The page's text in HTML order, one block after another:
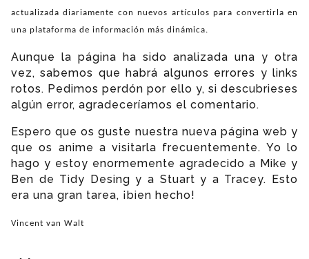
actualizada diariamente con nuevos artículos para convertirla en
una plataforma de información más dinámica.
Aunque la página ha sido analizada una y otra
vez, sabemos que habrá algunos errores y links
rotos. Pedimos perdón por ello y, si descubrieses
algún error, agradeceríamos el comentario.
Espero que os guste nuestra nueva página web y
que os anime a visitarla frecuentemente. Yo lo
hago y estoy enormemente agradecido a Mike y
Ben de Tidy Desing y a Stuart y a Tracey. Esto
era una gran tarea, ¡bien hecho!
Vincent van Walt